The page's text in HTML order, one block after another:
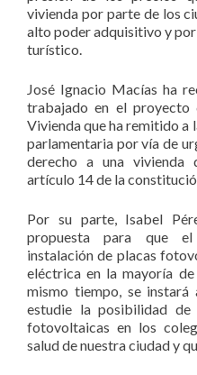
vivienda por parte de los
alto poder adquisitivo y
turístico.
José Ignacio Macías ha
trabajado en el
Vivienda que ha remitido a
parlamentaria por vía de
derecho a una vivienda
artículo 14 de la
Por su parte, Isabel
propuesta para que
instalación de placas
eléctrica en la mayoría
mismo tiempo, se
estudie la posibilidad de
fotovoltaicas en los
salud de nuestra ciudad y